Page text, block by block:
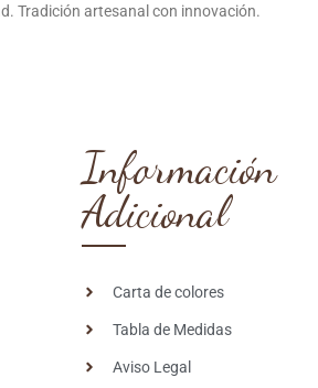
Tradición artesanal con innovación.
Información
Adicional
Carta de colores
Tabla de Medidas
Aviso Legal